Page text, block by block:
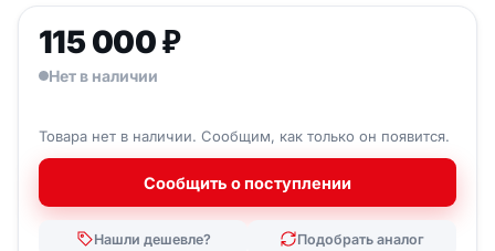
115 000₽
Нет в наличии
Товара нет в наличии. Сообщим, как только он появится.
Сообщить о поступлении
Нашли дешевле? Подобрать аналог